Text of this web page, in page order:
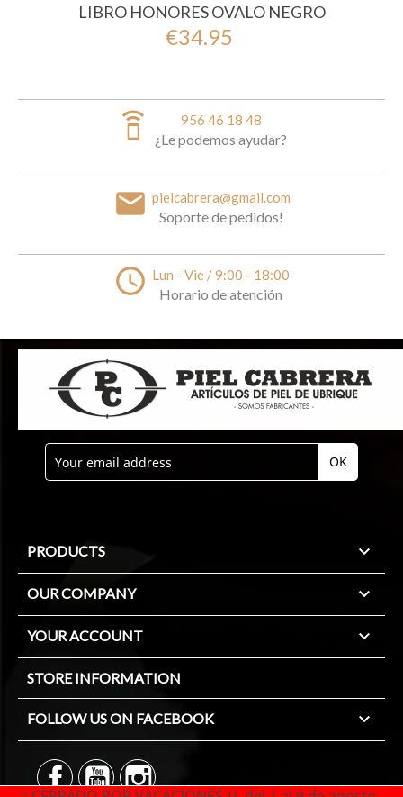
LIBRO HONORES OVALO NEGRO
€34.95
speaker_phone 956 46 18 48
¿Le podemos ayudar?
email pielcabrera@gmail.com
Soporte de pedidos!
access_time Lun - Vie / 9:00 - 18:00
Horario de atención
PRODUCTS 
OUR COMPANY 
YOUR ACCOUNT 
STORE INFORMATION
FOLLOW US ON FACEBOOK 